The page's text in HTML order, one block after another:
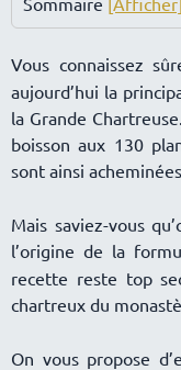
Vous connaissez
aujourd’hui la
la Grande
boisson aux 130
sont ainsi
Mais saviez-vous
l’origine de la
recette reste top
chartreux du
On vous propose